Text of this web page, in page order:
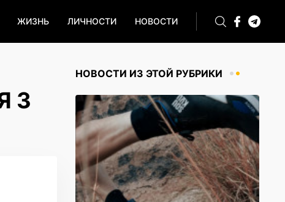
ЖИЗНЬ ЛИЧНОСТИ НОВОСТИ
НОВОСТИ ИЗ ЭТОЙ РУБРИКИ
З